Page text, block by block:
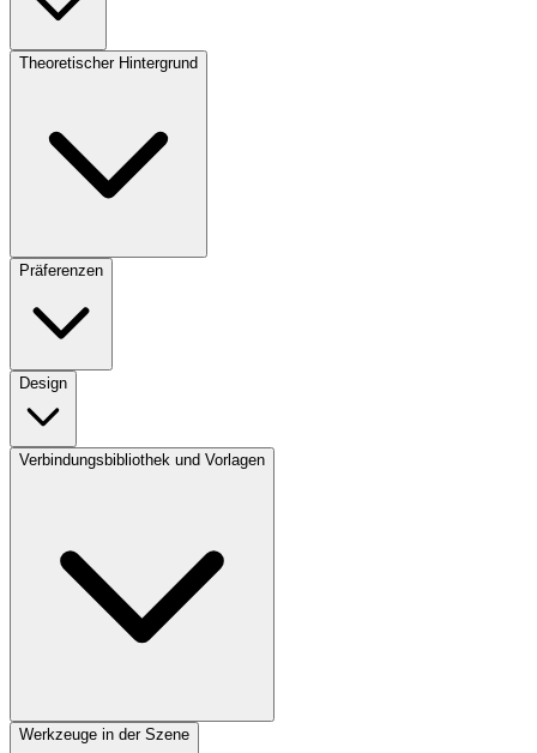
Theoretischer Hintergrund
Präferenzen
Design
Verbindungsbibliothek und Vorlagen
Werkzeuge in der Szene